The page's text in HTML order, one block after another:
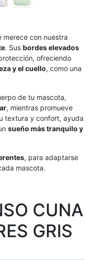
merece con nuestra
. Sus bordes elevados
ofreciendo
y el cuello, como una
de tu mascota,
, mientras promueve
textura y confort, ayuda
sueño más tranquilo y
, para adaptarse
mascota.
CUNA
GRIS